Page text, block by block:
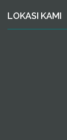
LOKASI KAMI